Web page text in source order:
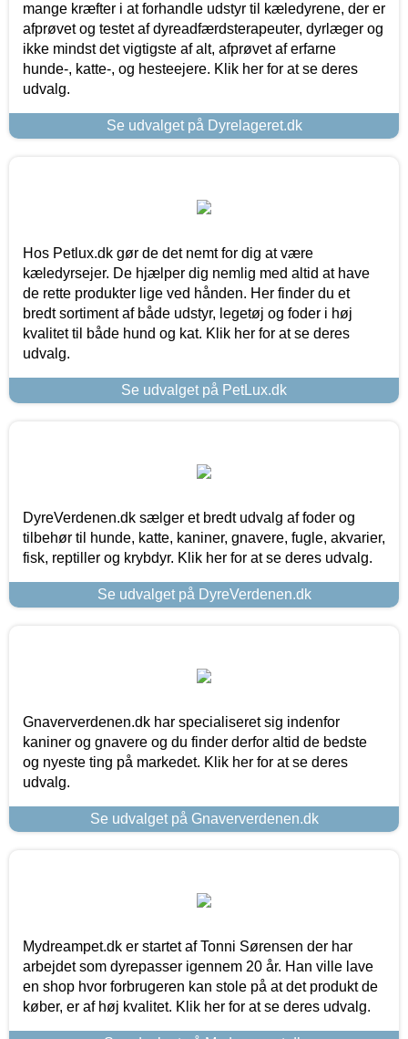
mange kræfter i at forhandle udstyr til kæledyrene, der er
afprøvet og testet af dyreadfærdsterapeuter, dyrlæger og
ikke mindst det vigtigste af alt, afprøvet af erfarne
hunde-, katte-, og hesteejere. Klik her for at se deres
udvalg.
Se udvalget på Dyrelageret.dk
Hos Petlux.dk gør de det nemt for dig at være
kæledyrsejer. De hjælper dig nemlig med altid at have
de rette produkter lige ved hånden. Her finder du et
bredt sortiment af både udstyr, legetøj og foder i høj
kvalitet til både hund og kat. Klik her for at se deres
udvalg.
Se udvalget på PetLux.dk
DyreVerdenen.dk sælger et bredt udvalg af foder og
tilbehør til hunde, katte, kaniner, gnavere, fugle, akvarier,
fisk, reptiller og krybdyr. Klik her for at se deres udvalg.
Se udvalget på DyreVerdenen.dk
Gnaververdenen.dk har specialiseret sig indenfor
kaniner og gnavere og du finder derfor altid de bedste
og nyeste ting på markedet. Klik her for at se deres
udvalg.
Se udvalget på Gnaververdenen.dk
Mydreampet.dk er startet af Tonni Sørensen der har
arbejdet som dyrepasser igennem 20 år. Han ville lave
en shop hvor forbrugeren kan stole på at det produkt de
køber, er af høj kvalitet. Klik her for at se deres udvalg.